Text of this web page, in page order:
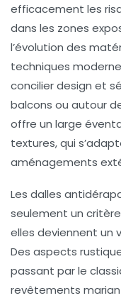
efficacement les
dans les zones
l’évolution des
techniques
concilier design et
balcons ou autour
offre un large
textures, qui
aménagements
Les dalles
seulement un
elles deviennent un
Des aspects
passant par le
revêtements